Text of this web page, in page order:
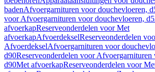
badenAfvoergarnituren voor douchevloeren,
voor Afvoergarnituren voor douchevloeren,
afvoerkapReserveonderdelen voor Met
afvoerkapAfvoerdekselReserveonderdelen
AfvoerdekselAfvoergarnituren voor
d90Reserveonderdelen voor Afvoergarnituren
d90Met afvoerkapReserveonderdelen voor